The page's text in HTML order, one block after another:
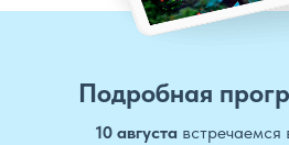
Подробная
10 августа встречаемся